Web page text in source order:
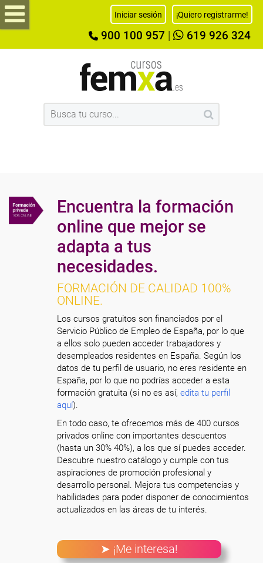
Iniciar sesión ¡Quiero registrarme!
900 100 957 619 926 324
Encuentra la formación
online que mejor se
adapta a tus
necesidades.
FORMACIÓN DE CALIDAD 100%
ONLINE.
Los cursos gratuitos son financiados por el
Servicio Público de Empleo de España, por lo que
a ellos solo pueden acceder trabajadores y
desempleados residentes en España. Según los
datos de tu perfil de usuario, no eres residente en
España, por lo que no podrías acceder a esta
formación gratuita (si no es así,edita tu perfil
aquí).
En todo caso, te ofrecemos más de 400 cursos
privados online con importantes descuentos
(hasta un 30% 40%), a los que sí puedes acceder.
Descubre nuestro catálogo y cumple con tus
aspiraciones de promoción profesional y
desarrollo personal. Mejora tus competencias y
habilidades para poder disponer de conocimientos
actualizados en las áreas de tu interés.
➤ ¡Me interesa!